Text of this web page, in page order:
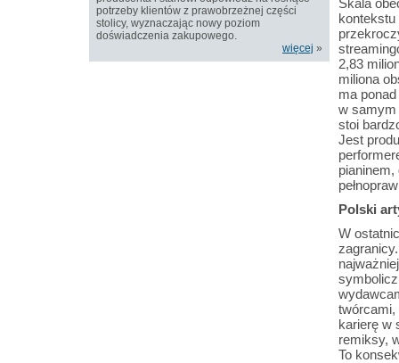
Skala
kontekstu
2,83
miliona
ma
w samym
stoi
Jest
Polski
W
twórcami,
karierę w
remiksy,
To
potrzeby klientów z prawobrzeżnej części
stolicy, wyznaczając nowy poziom
doświadczenia zakupowego.
więcej »